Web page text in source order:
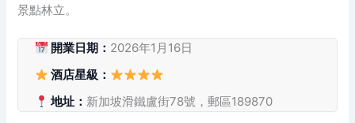
景點林立。
開業日期： 2026年1月16日
酒店星級：
地址： 新加坡滑鐵盧街78號，郵區189870